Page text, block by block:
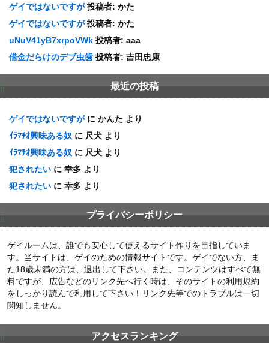
ゲイではないですが投稿者: かた
ゲイではないですが投稿者: かた
uNuV41yB7xrpoVWk 投稿者: aaa
借金だらけのデブ虫歯 投稿者: 吉田忠康
最近の投稿
ゲイではないですがに かんた より
ｲﾗﾏﾁｵ興味ある奴 に 尺犬 より
ｲﾗﾏﾁｵ興味ある奴 に 尺犬 より
犯されたい に 幸多 より
犯されたい に 幸多 より
プライバシーポリシー
ゲイルームは、誰でも安心して使えるサイト作りを目指していま
す。当サイトは、ゲイのための情報サイトです。ゲイでない方、ま
た18歳未満の方は、退出して下さい。また、コンテンツはすべて無
料ですが、広告などのリンク先へ行く時は、そのサイトの利用規約
をしっかり読んで利用して下さい！リンク先等でのトラブルは一切
関知しません。
アクセスランキング